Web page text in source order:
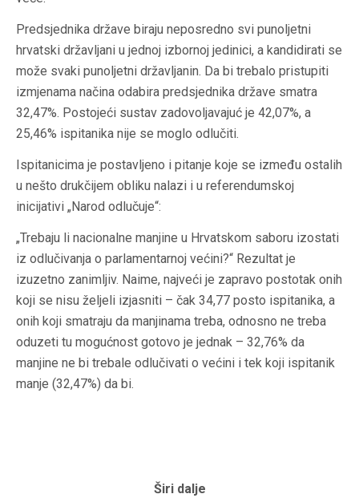
Predsjednika države biraju neposredno svi punoljetni
hrvatski državljani u jednoj izbornoj jedinici, a kandidirati se
može svaki punoljetni državljanin. Da bi trebalo pristupiti
izmjenama načina odabira predsjednika države smatra
32,47%. Postojeći sustav zadovoljavajuć je 42,07%, a
25,46% ispitanika nije se moglo odlučiti.
Ispitanicima je postavljeno i pitanje koje se između ostalih
u nešto drukčijem obliku nalazi i u referendumskoj
inicijativi „Narod odlučuje“:
„Trebaju li nacionalne manjine u Hrvatskom saboru izostati
iz odlučivanja o parlamentarnoj većini?“ Rezultat je
izuzetno zanimljiv. Naime, najveći je zapravo postotak onih
koji se nisu željeli izjasniti – čak 34,77 posto ispitanika, a
onih koji smatraju da manjinama treba, odnosno ne treba
oduzeti tu mogućnost gotovo je jednak – 32,76% da
manjine ne bi trebale odlučivati o većini i tek koji ispitanik
manje (32,47%) da bi.
Širi dalje